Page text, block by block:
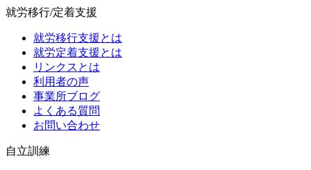
就労移行/定着支援
就労移行支援とは
就労定着支援とは
リンクスとは
利用者の声
事業所ブログ
よくある質問
お問い合わせ
自立訓練